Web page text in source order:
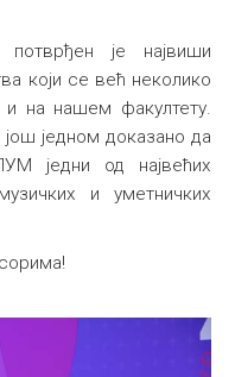
је највиши
који се већ неколико
и на нашем факултету.
једном доказано да
једни од највећих
и уметничких